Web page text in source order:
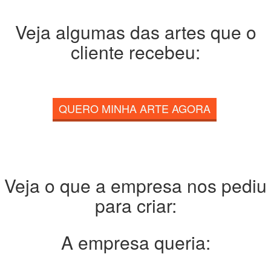
Veja algumas das artes que o
cliente recebeu:
QUERO MINHA ARTE AGORA
Veja o que a empresa nos pediu
para criar:
A empresa queria: